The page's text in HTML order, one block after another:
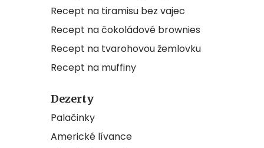
Recept na tiramisu bez vajec
Recept na čokoládové brownies
Recept na tvarohovou žemlovku
Recept na muffiny
Dezerty
Palačinky
Americké lívance